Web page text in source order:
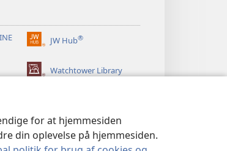
for at hjemmesiden
din oplevelse på hjemmesiden.
JW Hub®
(åbner
vindue)Watchtower Library